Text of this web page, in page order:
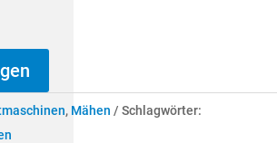
, Mähen
Schlagwörter: